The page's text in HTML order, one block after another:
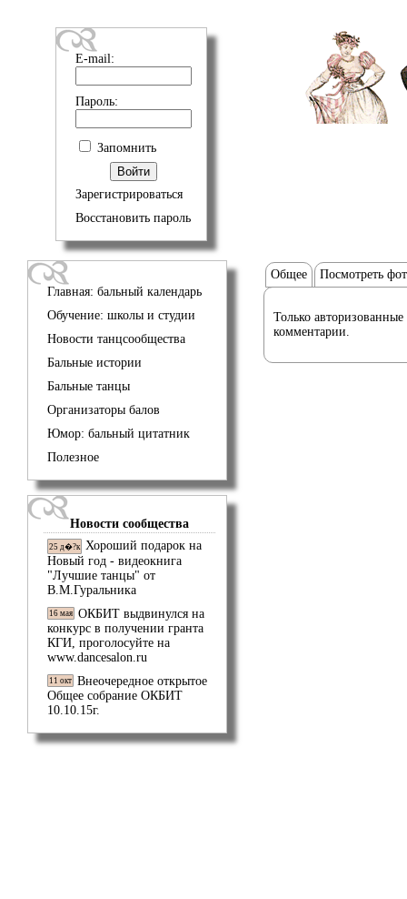
E-mail:
Пароль:
Запомнить
Зарегистрироваться
Восстановить пароль
Главная: бальный календарь
Обучение: школы и студии
Новости танцсообщества
Бальные истории
Бальные танцы
Организаторы балов
Юмор: бальный цитатник
Полезное
Новости сообщества
25 д�?к Хороший подарок на
Новый год - видеокнига
"Лучшие танцы" от
В.М.Гуральника
16 мая ОКБИТ выдвинулся на
конкурс в получении гранта
КГИ, проголосуйте на
www.dancesalon.ru
11 окт Внеочередное открытое
Общее собрание ОКБИТ
10.10.15г.
Общее Посмотреть
Только авторизованные
комментарии.